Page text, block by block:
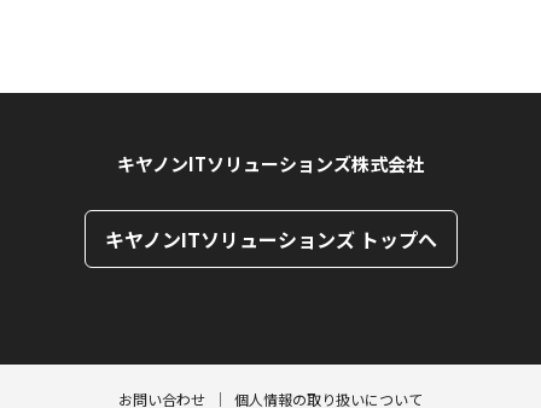
キヤノンITソリューションズ株式会社
キヤノンITソリューションズ トップへ
お問い合わせ 個人情報の取り扱いについて